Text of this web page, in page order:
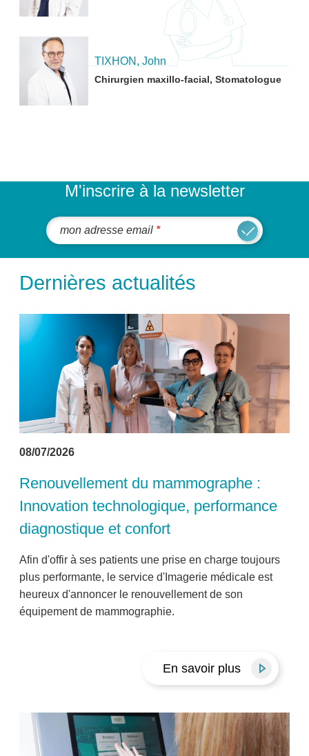
TIXHON, John
Chirurgien maxillo-facial, Stomatologue
M'inscrire à la newsletter
mon adresse email
Dernières actualités
08/07/2026
Renouvellement du mammographe :
Innovation technologique, performance
diagnostique et confort
Afin d'offir à ses patients une prise en charge toujours
plus performante, le service d'Imagerie médicale est
heureux d'annoncer le renouvellement de son
équipement de mammographie.
En savoir plus